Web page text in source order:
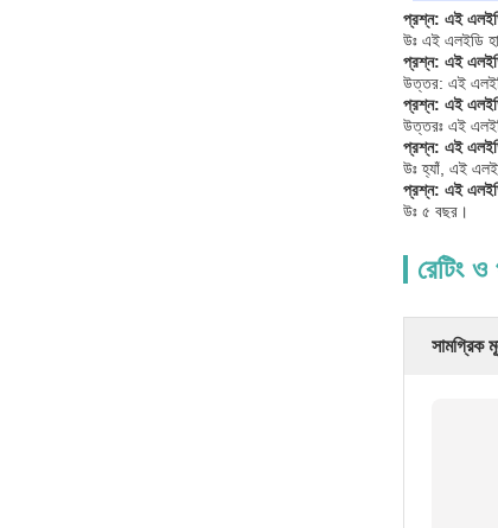
প্রশ্ন: এই এলইডি
উঃ এই এলইডি
প্রশ্ন: এই
উত্তর: এই
প্রশ্ন: এই
উত্তরঃ এই
প্রশ্ন: এই
উঃ হ্যাঁ, এই
প্রশ্ন: এই
উঃ ৫ বছর।
রেটিং ও
সামগ্রিক